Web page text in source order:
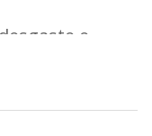
e
superior
óleo e